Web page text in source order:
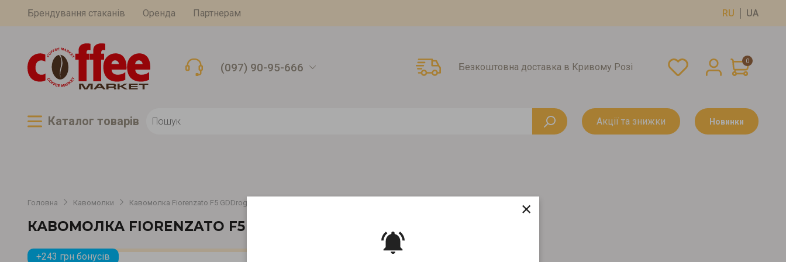
×
Брендування стаканів Оренда Партнерам RU UA
(097) 90-95-666 Безкоштовна доставка в Кривому Розі
0
Каталог товарiв Акції та знижки Новинки
Головна Кавомолки Кавомолка Fiorenzato F5 GDDrogheria чорна
КАВОМОЛКА FIORENZATO F5 GDDROGHERIA ЧОРНА
+243 грн бонусів